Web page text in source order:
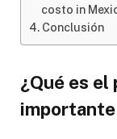
costo in
Conclusión
¿Qué es